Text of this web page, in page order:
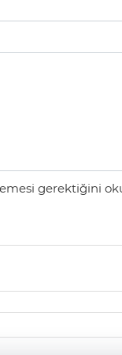
gerektiğini